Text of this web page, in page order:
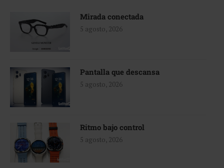
Mirada conectada
5 agosto, 2026
Pantalla que descansa
5 agosto, 2026
Ritmo bajo control
5 agosto, 2026